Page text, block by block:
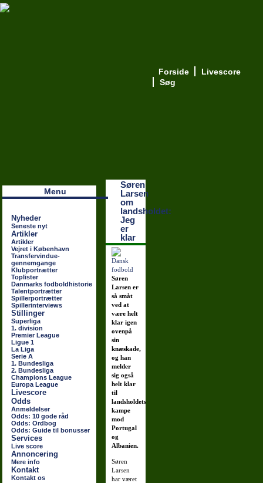
Forside
Livescore
Søg
Menu
Nyheder
Seneste nyt
Artikler
Artikler
Vejret i København
Transfervindue-
gennemgange
Klubportrætter
Toplister
Danmarks fodboldhistorie
Talentportrætter
Spillerportrætter
Spillerinterviews
Stillinger
Superliga
1. division
Premier League
Ligue 1
La Liga
Serie A
1. Bundesliga
2. Bundesliga
Champions League
Europa League
Livescore
Odds
Anmeldelser
Odds: 10 gode råd
Odds: Ordbog
Odds: Guide til bonusser
Services
Live score
Annoncering
Mere info
Kontakt
Kontakt os
Søren
Larsen
om
landsholdet:
Jeg
er
klar
Søren
Larsen er
så småt
ved at
være helt
klar igen
ovenpå
sin
knæskade,
og han
melder
sig også
helt klar
til
landsholdets
kampe
mod
Portugal
og
Albanien.
Søren
Larsen
har været